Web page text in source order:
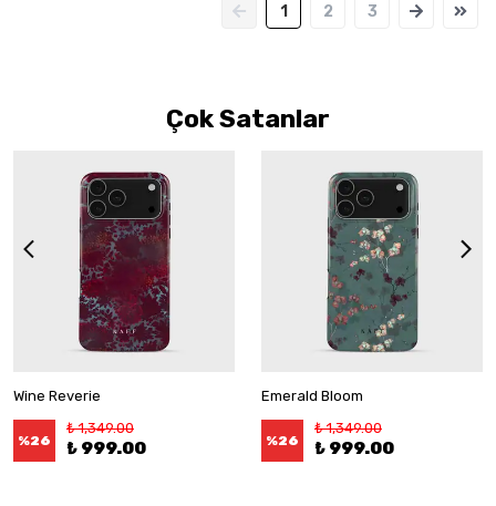
1 2 3
Çok Satanlar
Wine Reverie
%26
₺ 1,349.00
₺ 999.00
Emerald Bloom
%26
₺ 1,349.00
₺ 999.00